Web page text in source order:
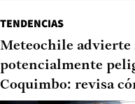
TENDENCIAS
Meteochile advierte
potencialmente
Coquimbo: revisa